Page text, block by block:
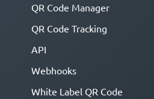
QR Code Manager
QR Code Tracking
API
Webhooks
White Label QR Code